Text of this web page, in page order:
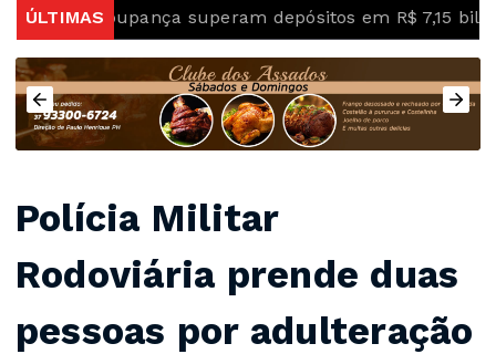
ÚLTIMAS
poupança superam depósitos em R$ 7,15 bilhões em
Polícia Militar
Rodoviária prende duas
pessoas por adulteração